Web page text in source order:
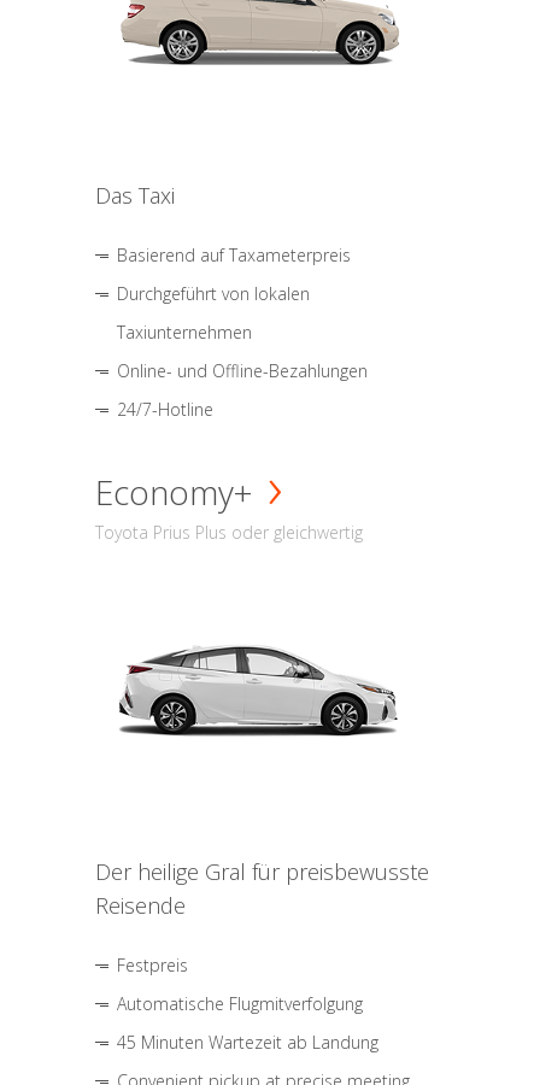
Das Taxi
Basierend auf Taxameterpreis
Durchgeführt von lokalen
Taxiunternehmen
Online- und Offline-Bezahlungen
24/7-Hotline
Economy+
Toyota Prius Plus oder gleichwertig
Der heilige Gral für preisbewusste
Reisende
Festpreis
Automatische Flugmitverfolgung
45 Minuten Wartezeit ab Landung